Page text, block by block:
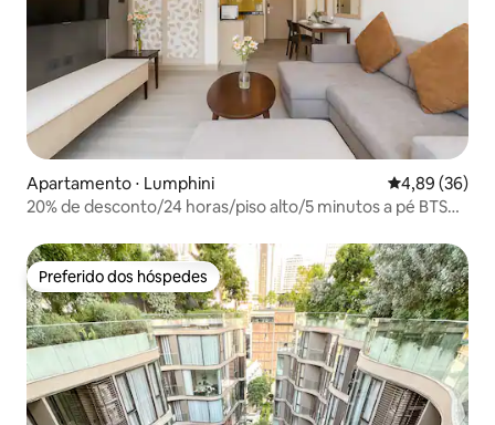
Apartamento ⋅ Lumphini 4,89 de uma
4,89 (36)
20% de desconto/24 horas/piso alto/5 minutos a pé BTS
Preferido dos hóspedes
Preferido dos hóspedes